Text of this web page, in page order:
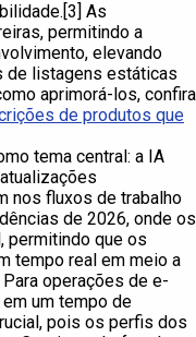
As
permitindo a
elevando
de listagens estáticas
aprimorá-los, confira
de produtos que
tema central: a IA
nos fluxos de trabalho
de 2026, onde os
permitindo que os
tempo real em meio a
operações de e-
um tempo de
pois os perfis dos